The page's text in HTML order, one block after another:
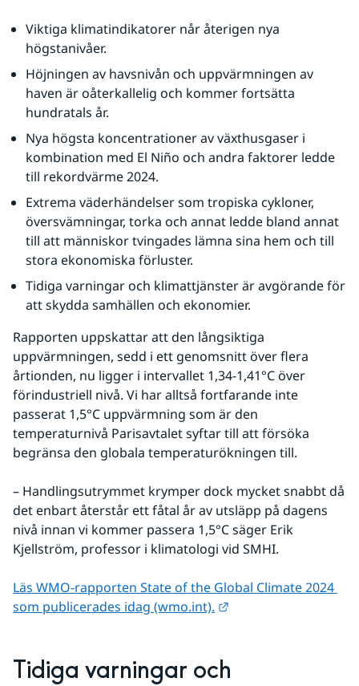
Viktiga klimatindikatorer når återigen nya
högstanivåer.
Höjningen av havsnivån och uppvärmningen av
haven är oåterkallelig och kommer fortsätta
hundratals år.
Nya högsta koncentrationer av växthusgaser i
kombination med El Niño och andra faktorer ledde
till rekordvärme 2024.
Extrema väderhändelser som tropiska cykloner,
översvämningar, torka och annat ledde bland annat
till att människor tvingades lämna sina hem och till
stora ekonomiska förluster.
Tidiga varningar och klimattjänster är avgörande för
att skydda samhällen och ekonomier.
Rapporten uppskattar att den långsiktiga
uppvärmningen, sedd i ett genomsnitt över flera
årtionden, nu ligger i intervallet 1,34-1,41°C över
förindustriell nivå. Vi har alltså fortfarande inte
passerat 1,5°C uppvärmning som är den
temperaturnivå Parisavtalet syftar till att försöka
begränsa den globala temperaturökningen till.
– Handlingsutrymmet krymper dock mycket snabbt då
det enbart återstår ett fåtal år av utsläpp på dagens
nivå innan vi kommer passera 1,5°C säger Erik
Kjellström, professor i klimatologi vid SMHI.
Läs WMO-rapporten State of the Global Climate 2024
som publicerades idag (wmo.int).
Tidiga varningar och